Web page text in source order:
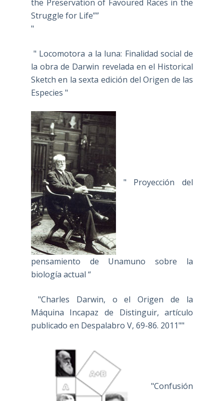
the Preservation of Favoured Races in the
Struggle for Life””
"
" Locomotora a la luna: Finalidad social de
la obra de Darwin revelada en el Historical
Sketch en la sexta edición del Origen de las
Especies "
" Proyección del
pensamiento de Unamuno sobre la
biología actual “
"Charles Darwin, o el Origen de la
Máquina Incapaz de Distinguir, artículo
publicado en Despalabro V, 69-86. 2011""
"Confusión